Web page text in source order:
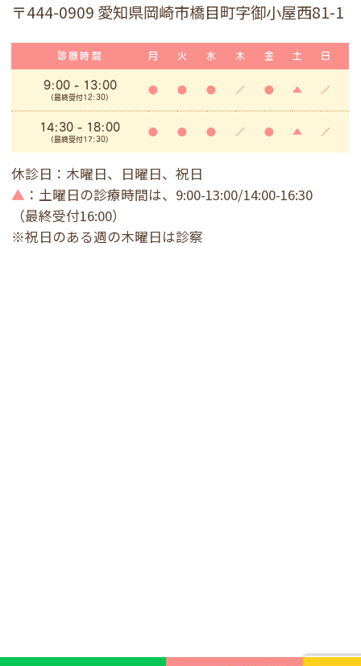
〒444-0909 愛知県岡崎市橋目町字御小屋西81-1
診療時間 月 火 水 木 金 土 日
9:00- 13:00
(最終受付12:30)
● ● ● ／ ● ▲ ／
14:30 - 18:00
(最終受付17:30)
● ● ● ／ ● ▲ ／
休診日：木曜日、日曜日、祝日
▲ ：土曜日の診療時間は、9:00-13:00/14:00-16:30
（最終受付16:00）
※祝日のある週の木曜日は診察